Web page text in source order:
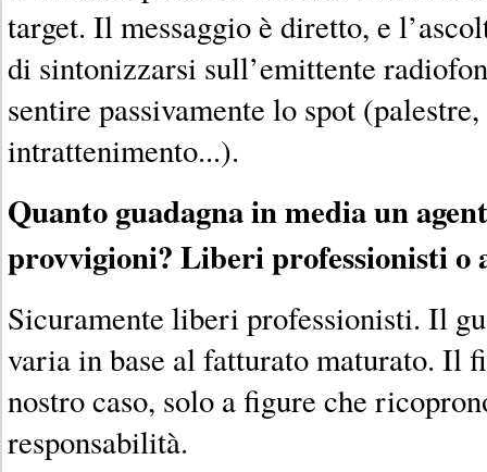
target. Il messaggio è diretto, e
di sintonizzarsi sull’emittente
sentire passivamente lo spot
intrattenimento...).
Quanto guadagna in media un
provvigioni? Liberi professionisti o
Sicuramente liberi professionisti. Il
varia in base al fatturato maturato. Il
nostro caso, solo a figure che
responsabilità.